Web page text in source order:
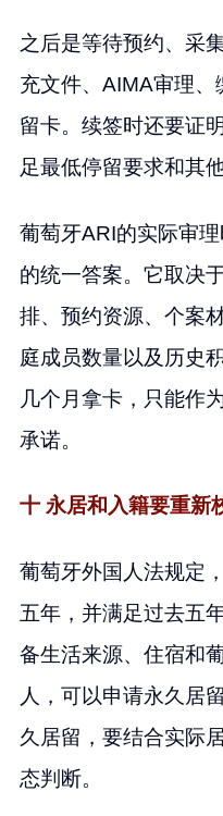
之后是等待预约、采
充文件、AIMA审理
留卡。续签时还要证
足最低停留要求和其
葡萄牙ARI的实际审
的统一答案。它取决
排、预约资源、个案
庭成员数量以及历史
几个月拿卡，只能作
承诺。
十 永居和入籍要重新
葡萄牙外国人法规定
五年，并满足过去五
备生活来源、住宿和
人，可以申请永久居
久居留，要结合实际
态判断。